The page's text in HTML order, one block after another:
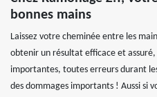
bonnes mains
Laissez votre cheminée entre les
obtenir un résultat efficace et
importantes, toutes erreurs durant
des dommages importants ! Aussi si